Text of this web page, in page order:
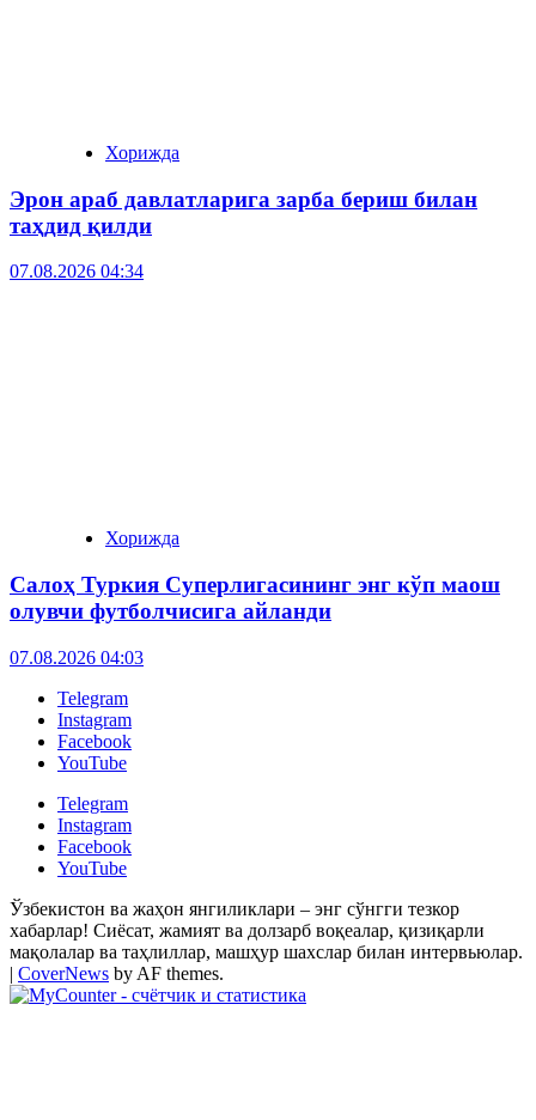
Хорижда
Эрон араб давлатларига зарба бериш билан
таҳдид қилди
07.08.2026 04:34
Хорижда
Салоҳ Туркия Суперлигасининг энг кўп маош
олувчи футболчисига айланди
07.08.2026 04:03
Telegram
Instagram
Facebook
YouTube
Telegram
Instagram
Facebook
YouTube
Ўзбекистон ва жаҳон янгиликлари – энг сўнгги тезкор
хабарлар! Сиёсат, жамият ва долзарб воқеалар, қизиқарли
мақолалар ва таҳлиллар, машҳур шахслар билан интервьюлар.
| CoverNews by AF themes.